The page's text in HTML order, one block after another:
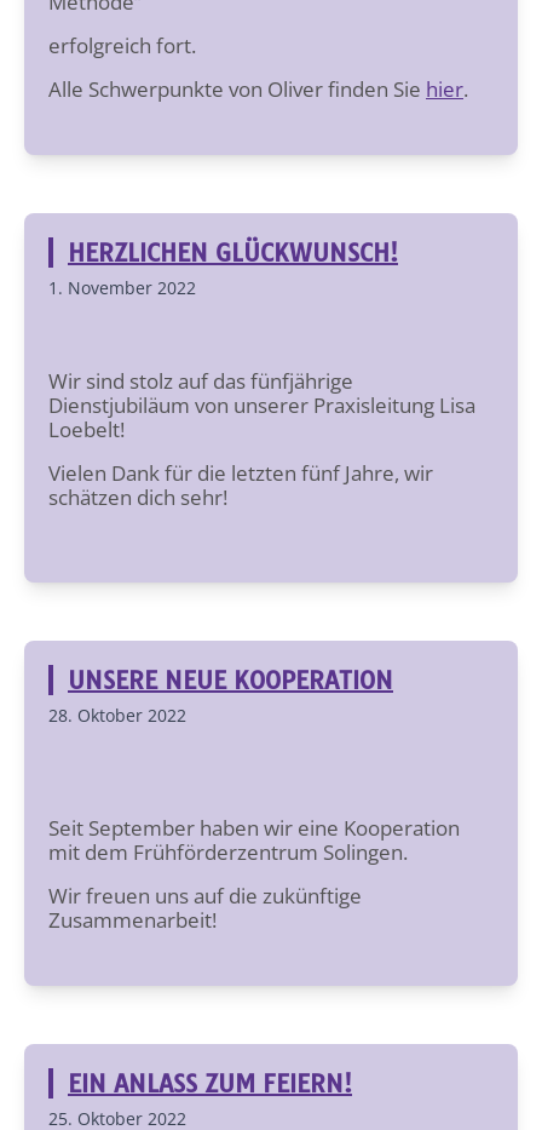
erfolgreich fort.
Alle Schwerpunkte von Oliver finden Sie hier.
HERZLICHEN GLÜCKWUNSCH!
1. November 2022
Wir sind stolz auf das fünfjährige
Dienstjubiläum von unserer Praxisleitung Lisa
Loebelt!
Vielen Dank für die letzten fünf Jahre, wir
schätzen dich sehr!
UNSERE NEUE KOOPERATION
28. Oktober 2022
Seit September haben wir eine Kooperation
mit dem Frühförderzentrum Solingen.
Wir freuen uns auf die zukünftige
Zusammenarbeit!
EIN ANLASS ZUM FEIERN!
25. Oktober 2022